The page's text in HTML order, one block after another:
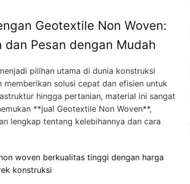
Geotextile Non Woven:
dan Pesan dengan Mudah
pilihan utama di dunia konstruksi
memberikan solusi cepat dan efisien untuk
hingga pertanian, material ini sangat
**jual Geotextile Non Woven**,
lengkap tentang kelebihannya dan cara
woven berkualitas tinggi dengan harga
konstruksi